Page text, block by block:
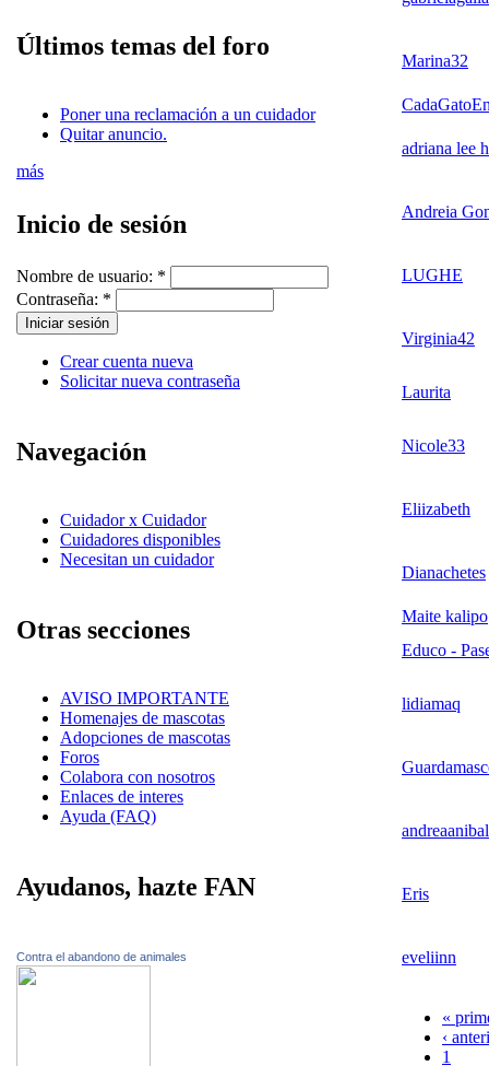
Últimos temas del foro
Poner una reclamación a un cuidador
Quitar anuncio.
más
Inicio de sesión
Nombre de usuario: *
Contraseña: *
Crear cuenta nueva
Solicitar nueva contraseña
Navegación
Cuidador x Cuidador
Cuidadores disponibles
Necesitan un cuidador
Otras secciones
AVISO IMPORTANTE
Homenajes de mascotas
Adopciones de mascotas
Foros
Colabora con nosotros
Enlaces de interes
Ayuda (FAQ)
Ayudanos, hazte FAN
Contra el abandono de animales
Marina32
adriana lee
Andreia
LUGHE
Virginia42
Laurita
Nicole33
Eliizabeth
Dianachetes
Maite kalipo
Educo -
lidiamaq
andreaanibal
Eris
eveliinn
«
‹
1